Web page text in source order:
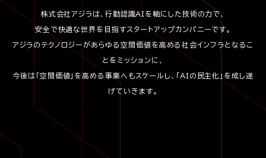
株式会社アジラは、行動認識AIを軸にした技術の力で、
安全で快適な世界を目指すスタートアップカンパニーです。
アジラのテクノロジーがあらゆる空間価値を高める社会インフラとなるこ
とをミッションに、
今後は「空間価値」を高める事業へもスケールし、「AIの民主化」を成し遂
げていきます。